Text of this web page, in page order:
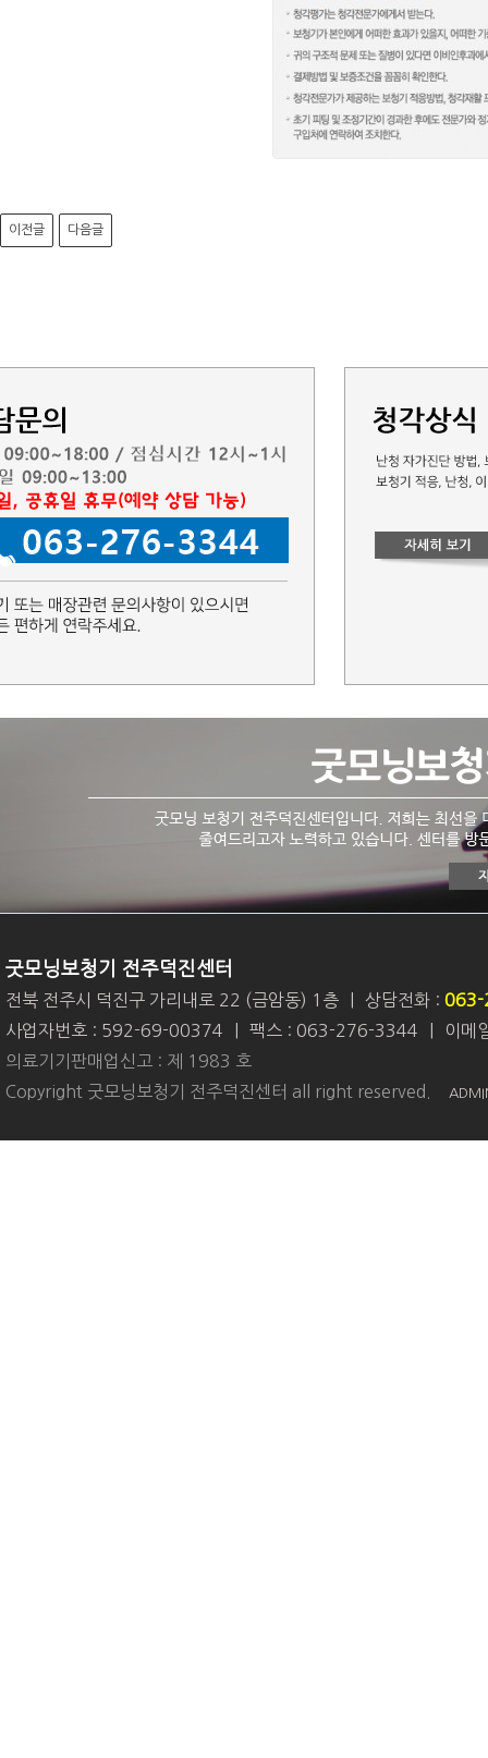
이전글 다음글
굿모닝보청기 전주덕진센터
전북 전주시 덕진구 가리내로 22 (금암동) 1층 상담전화 : 063-
사업자번호 : 592-69-00374
팩스 : 063-276-3344
이메
의료기기판매업신고 : 제 1983 호
Copyright 굿모닝보청기 전주덕진센터 all right reserved.